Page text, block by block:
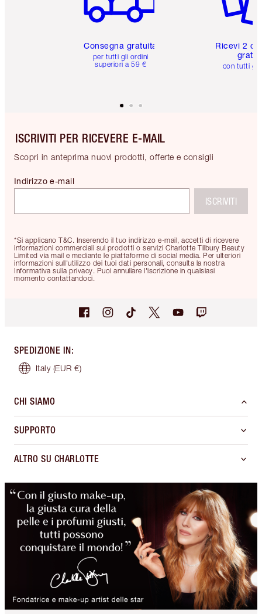
Consegna gratuita
per tutti gli ordini
superiori a 59 €
Ricevi 2
con tutti gli
ISCRIVITI PER RICEVERE E-MAIL
Scopri in anteprima nuovi prodotti, offerte e consigli
*Si applicano T&C. Inserendo il tuo indirizzo e-mail, accetti di ricevere
informazioni commerciali sui prodotti o servizi Charlotte Tilbury Beauty
Limited via mail e mediante le piattaforme di social media. Per ulteriori
informazioni sull'utilizzo dei tuoi dati personali, consulta la nostra
Informativa sulla privacy. Puoi annullare l'iscrizione in qualsiasi
momento contattandoci.
Indirizzo e-mail
ISCRIVITI
SPEDIZIONE IN :
Italy (EUR €)
CHI SIAMO
SUPPORTO
ALTRO SU CHARLOTTE